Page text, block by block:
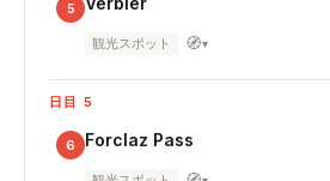
5
観光スポット 🧭▾
日目 5
6 Forclaz Pass